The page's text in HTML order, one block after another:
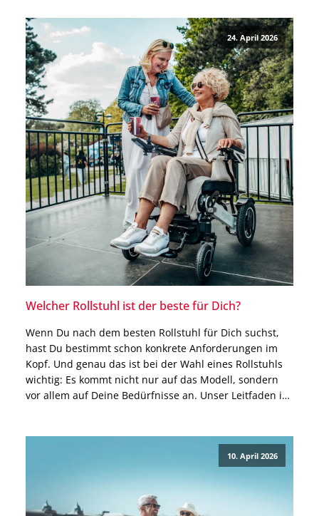
wir Dir alle Modelle für den Outdoor-
Gebrauch vor: Vom Standardmodell bis zum absoluten
Komfort-Highlight. Finde jetzt heraus, welcher faltbare
Elektrorollstuhl von ergoflix Dein
persönlicher Testsieger wird. Rollstuhlvergleich: So
findest Du das passende Modell für Dich Bevor Du […]
24. April 2026
Welcher Rollstuhl ist der beste für Dich?
Wenn Du nach dem besten Rollstuhl für Dich suchst,
hast Du bestimmt schon konkrete Anforderungen im
Kopf. Und genau das ist bei der Wahl eines Rollstuhls
wichtig: Es kommt nicht nur auf das Modell, sondern
vor allem auf Deine Bedürfnisse an. Unser Leitfaden in
10. April 2026